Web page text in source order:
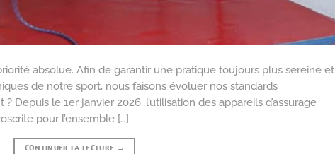
absolue. Afin de garantir une pratique toujours plus sereine et
de notre sport, nous faisons évoluer nos standards
Depuis le 1er janvier 2026, l’utilisation des appareils d’assurage
pour l’ensemble […]
CONTINUER LA LECTURE →